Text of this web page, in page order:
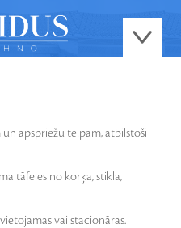
apspriežu telpām, atbilstoši
tāfeles no korķa, stikla,
vai stacionāras.